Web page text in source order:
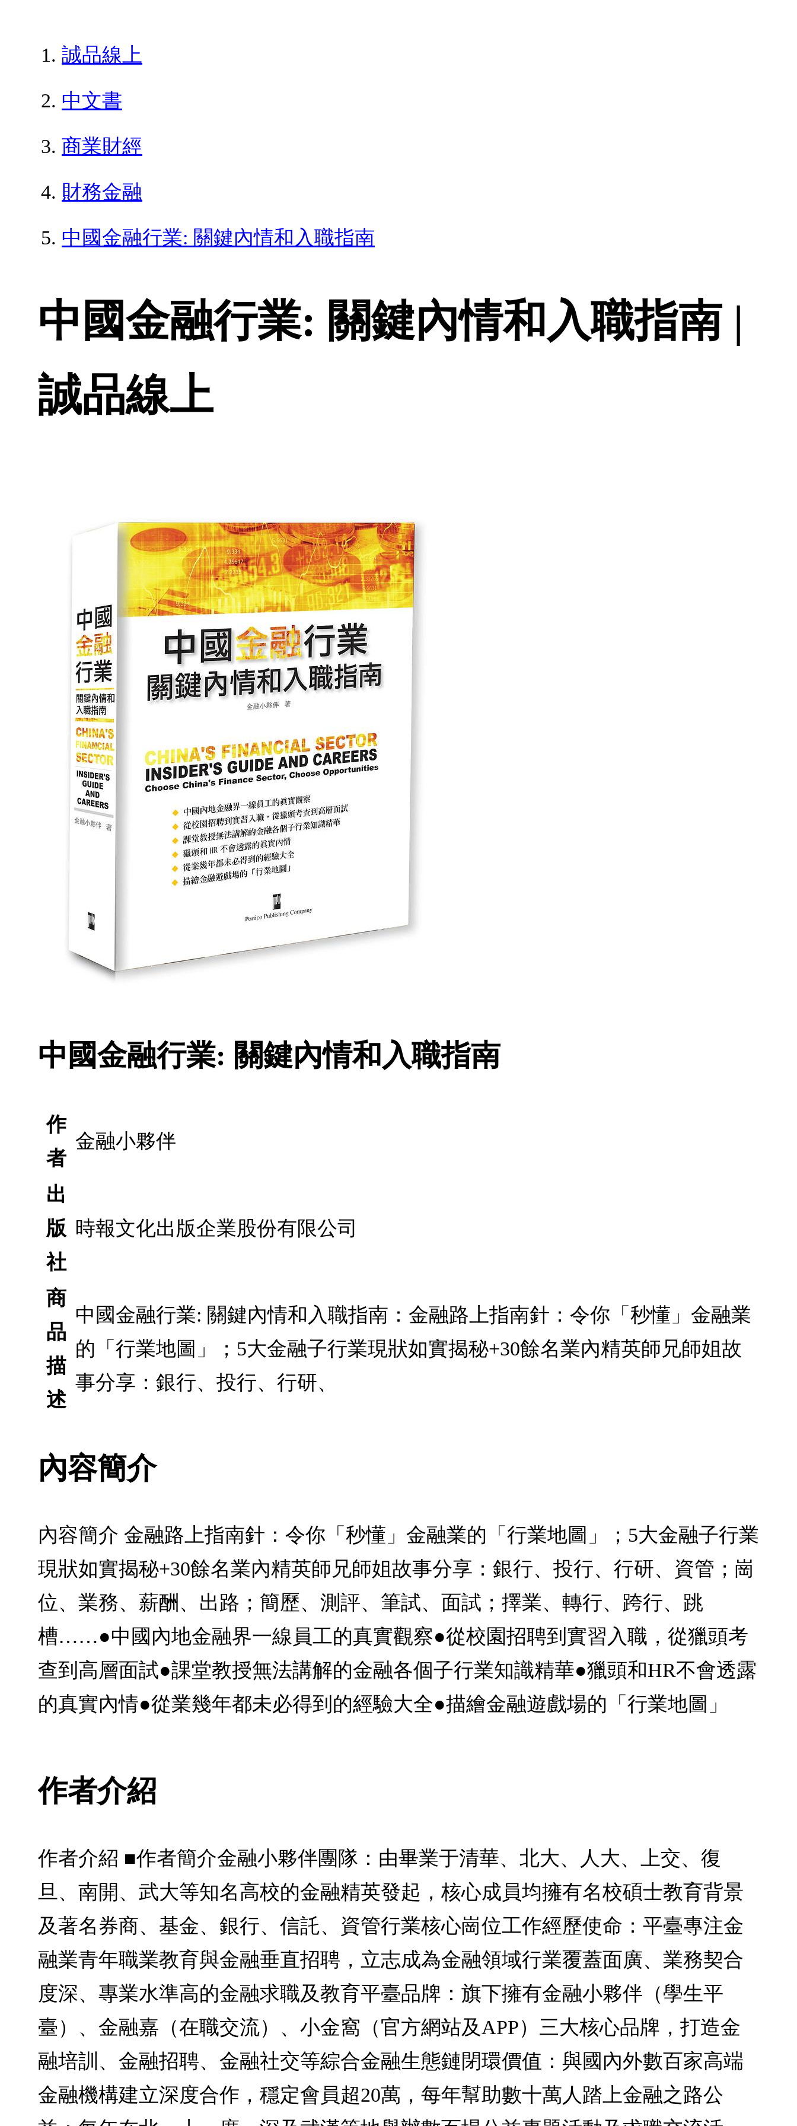
誠品線上
中文書
商業財經
財務金融
中國金融行業: 關鍵內情和入職指南
中國金融行業: 關鍵內情和入職指南 |
誠品線上
中國金融行業: 關鍵內情和入職指南
作
者
金融小夥伴
出
版
社
時報文化出版企業股份有限公司
商
品
描
述
中國金融行業: 關鍵內情和入職指南：金融路上指南針：令你「秒懂」金融業
的「行業地圖」；5大金融子行業現狀如實揭秘+30餘名業內精英師兄師姐故
事分享：銀行、投行、行研、
內容簡介
內容簡介 金融路上指南針：令你「秒懂」金融業的「行業地圖」；5大金融子行業
現狀如實揭秘+30餘名業內精英師兄師姐故事分享：銀行、投行、行研、資管；崗
位、業務、薪酬、出路；簡歷、測評、筆試、面試；擇業、轉行、跨行、跳
槽……●中國內地金融界一線員工的真實觀察●從校園招聘到實習入職，從獵頭考
查到高層面試●課堂教授無法講解的金融各個子行業知識精華●獵頭和HR不會透露
的真實內情●從業幾年都未必得到的經驗大全●描繪金融遊戲場的「行業地圖」
作者介紹
作者介紹 ■作者簡介金融小夥伴團隊：由畢業于清華、北大、人大、上交、復
旦、南開、武大等知名高校的金融精英發起，核心成員均擁有名校碩士教育背景
及著名券商、基金、銀行、信託、資管行業核心崗位工作經歷使命：平臺專注金
融業青年職業教育與金融垂直招聘，立志成為金融領域行業覆蓋面廣、業務契合
度深、專業水準高的金融求職及教育平臺品牌：旗下擁有金融小夥伴（學生平
臺）、金融嘉（在職交流）、小金窩（官方網站及APP）三大核心品牌，打造金
融培訓、金融招聘、金融社交等綜合金融生態鏈閉環價值：與國內外數百家高端
金融機構建立深度合作，穩定會員超20萬，每年幫助數十萬人踏上金融之路公